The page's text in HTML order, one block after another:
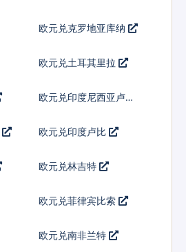
欧元兑克罗地亚库纳
欧元兑土耳其里拉
欧元兑印度尼西亚卢比
欧元兑印度卢比
欧元兑林吉特
欧元兑菲律宾比索
欧元兑南非兰特